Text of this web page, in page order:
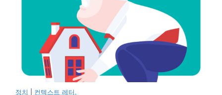
정치 컨텍스트 레터.